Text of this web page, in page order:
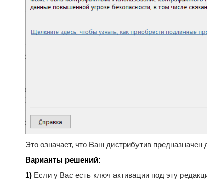
Это означает, что Ваш дистрибутив предназначен
Варианты решений:
1)Если у Вас есть ключ активации под эту